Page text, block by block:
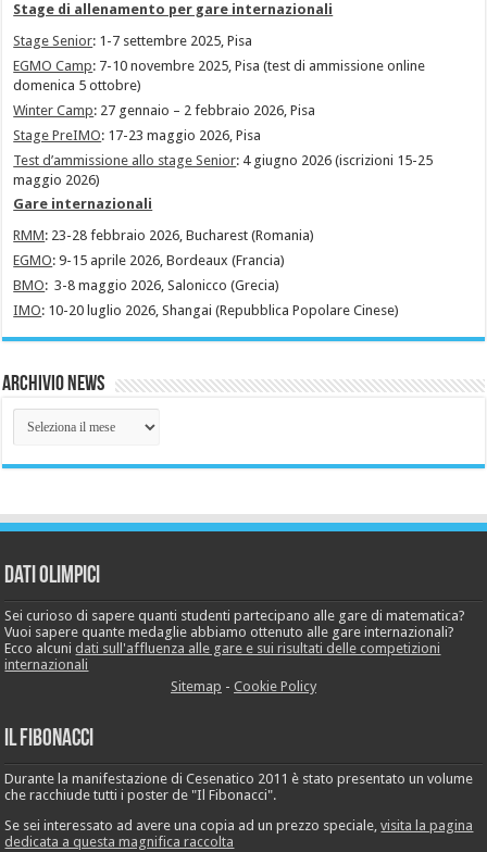
Stage di allenamento per gare internazionali
Stage Senior: 1-7 settembre 2025, Pisa
EGMO Camp: 7-10 novembre 2025, Pisa (test di ammissione online
domenica 5 ottobre)
Winter Camp: 27 gennaio – 2 febbraio 2026, Pisa
Stage PreIMO: 17-23 maggio 2026, Pisa
Test d’ammissione allo stage Senior: 4 giugno 2026 (iscrizioni 15-25
maggio 2026)
Gare internazionali
RMM: 23-28 febbraio 2026, Bucharest (Romania)
EGMO: 9-15 aprile 2026, Bordeaux (Francia)
BMO: 3-8 maggio 2026, Salonicco (Grecia)
IMO: 10-20 luglio 2026, Shangai (Repubblica Popolare Cinese)
Archivio News
Archivio
News
Dati Olimpici
Sei curioso di sapere quanti studenti partecipano alle gare di matematica?
Vuoi sapere quante medaglie abbiamo ottenuto alle gare internazionali?
Ecco alcuni dati sull'affluenza alle gare e sui risultati delle competizioni
internazionali
Sitemap - Cookie Policy
Il Fibonacci
Durante la manifestazione di Cesenatico 2011 è stato presentato un volume
che racchiude tutti i poster de "Il Fibonacci".
Se sei interessato ad avere una copia ad un prezzo speciale,visita la pagina
dedicata a questa magnifica raccolta